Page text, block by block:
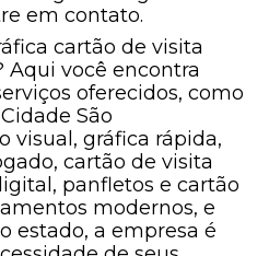
em contato.
cartão de visita
Aqui você encontra
oferecidos, como
São
visual, gráfica rápida,
cartão de visita
panfletos e cartão
modernos, e
estado, a empresa é